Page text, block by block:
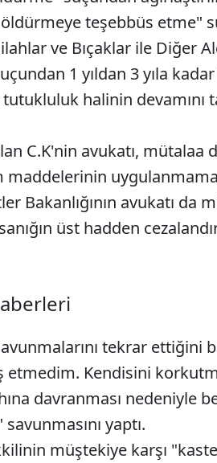
teşebbüs etme"
ve Bıçaklar ile Diğer
1 yıldan 3 yıla
tutukluluk halinin devamını
C.K'nin avukatı,
Bakanlığının avukatı da
üst hadden
tekrar ettiğini
etmedim. Kendisini
davranması nedeniyle
yaptı.
müştekiye karşı